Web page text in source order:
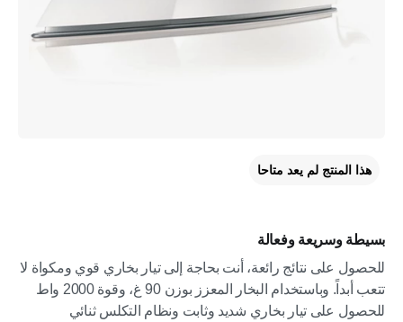
بسيطة وسريعة وفعالة
للحصول على نتائج رائعة، أنت بحاجة إلى تيار بخاري قوي ومكواة لا
تتعب أبداً. وباستخدام البخار المعزز بوزن 90 غ، وقوة 2000 واط
للحصول على تيار بخاري شديد وثابت ونظام التكلس ثنائي
هذا المنتج لم يعد متاحا